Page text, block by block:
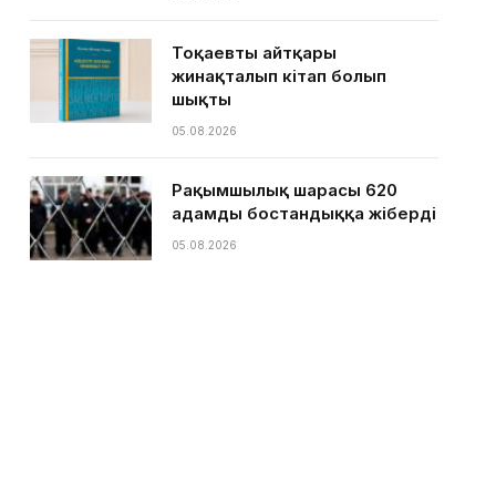
Тоқаевтың айтқары
жинақталып кітап болып
шықты
05.08.2026
Рақымшылық шарасы 620
адамды бостандыққа жіберді
05.08.2026